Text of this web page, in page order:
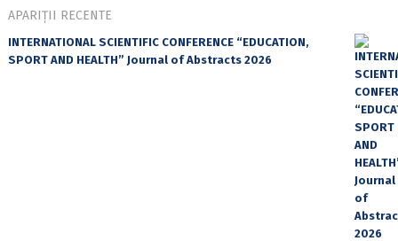
APARIȚII RECENTE
INTERNATIONAL SCIENTIFIC CONFERENCE “EDUCATION,
SPORT AND HEALTH” Journal of Abstracts 2026